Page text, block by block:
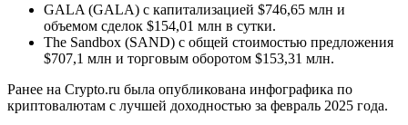
GALA (GALA) с капитализацией $746,65 млн и
объемом сделок $154,01 млн в сутки.
The Sandbox (SAND) с общей стоимостью предложения
$707,1 млн и торговым оборотом $153,31 млн.
Ранее на Crypto.ru была опубликована инфографика по
криптовалютам с лучшей доходностью за февраль 2025 года.